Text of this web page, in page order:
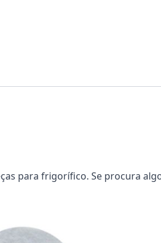
para frigorífico. Se procura